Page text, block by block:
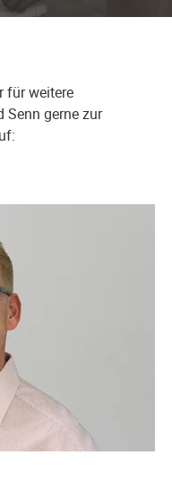
für weitere
gerne zur